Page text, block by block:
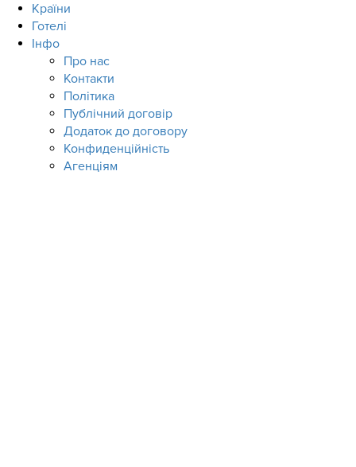
Країни
Готелі
Інфо
Про нас
Контакти
Політика
Публічний договір
Додаток до договору
Конфиденційність
Агенціям